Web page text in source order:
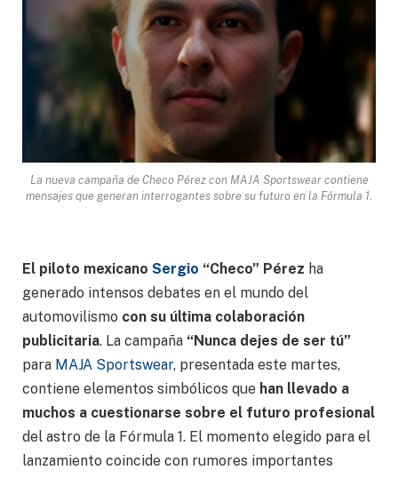
La nueva campaña de Checo Pérez con MAJA Sportswear contiene
mensajes que generan interrogantes sobre su futuro en la Fórmula 1.
El piloto mexicano Sergio “Checo” Pérez ha
generado intensos debates en el mundo del
automovilismo con su última colaboración
publicitaria. La campaña “Nunca dejes de ser tú”
para MAJA Sportswear, presentada este martes,
contiene elementos simbólicos que han llevado a
muchos a cuestionarse sobre el futuro profesional
del astro de la Fórmula 1. El momento elegido para el
lanzamiento coincide con rumores importantes